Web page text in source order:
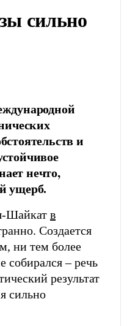
сильно
и
нечто,
ущерб.
Шайкат в
Создается
ни тем более
собирался – речь
результат
сильно